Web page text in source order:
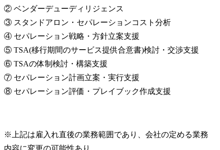
② ベンダーデューディリジェンス
③ スタンドアロン・セパレーションコスト分析
④ セパレーション戦略・方針立案支援
⑤ TSA(移行期間のサービス提供合意書)検討・交渉支援
⑥ TSAの体制検討・構築支援
⑦ セパレーション計画立案・実行支援
⑧ セパレーション評価・プレイブック作成支援
※上記は雇入れ直後の業務範囲であり、会社の定める業務